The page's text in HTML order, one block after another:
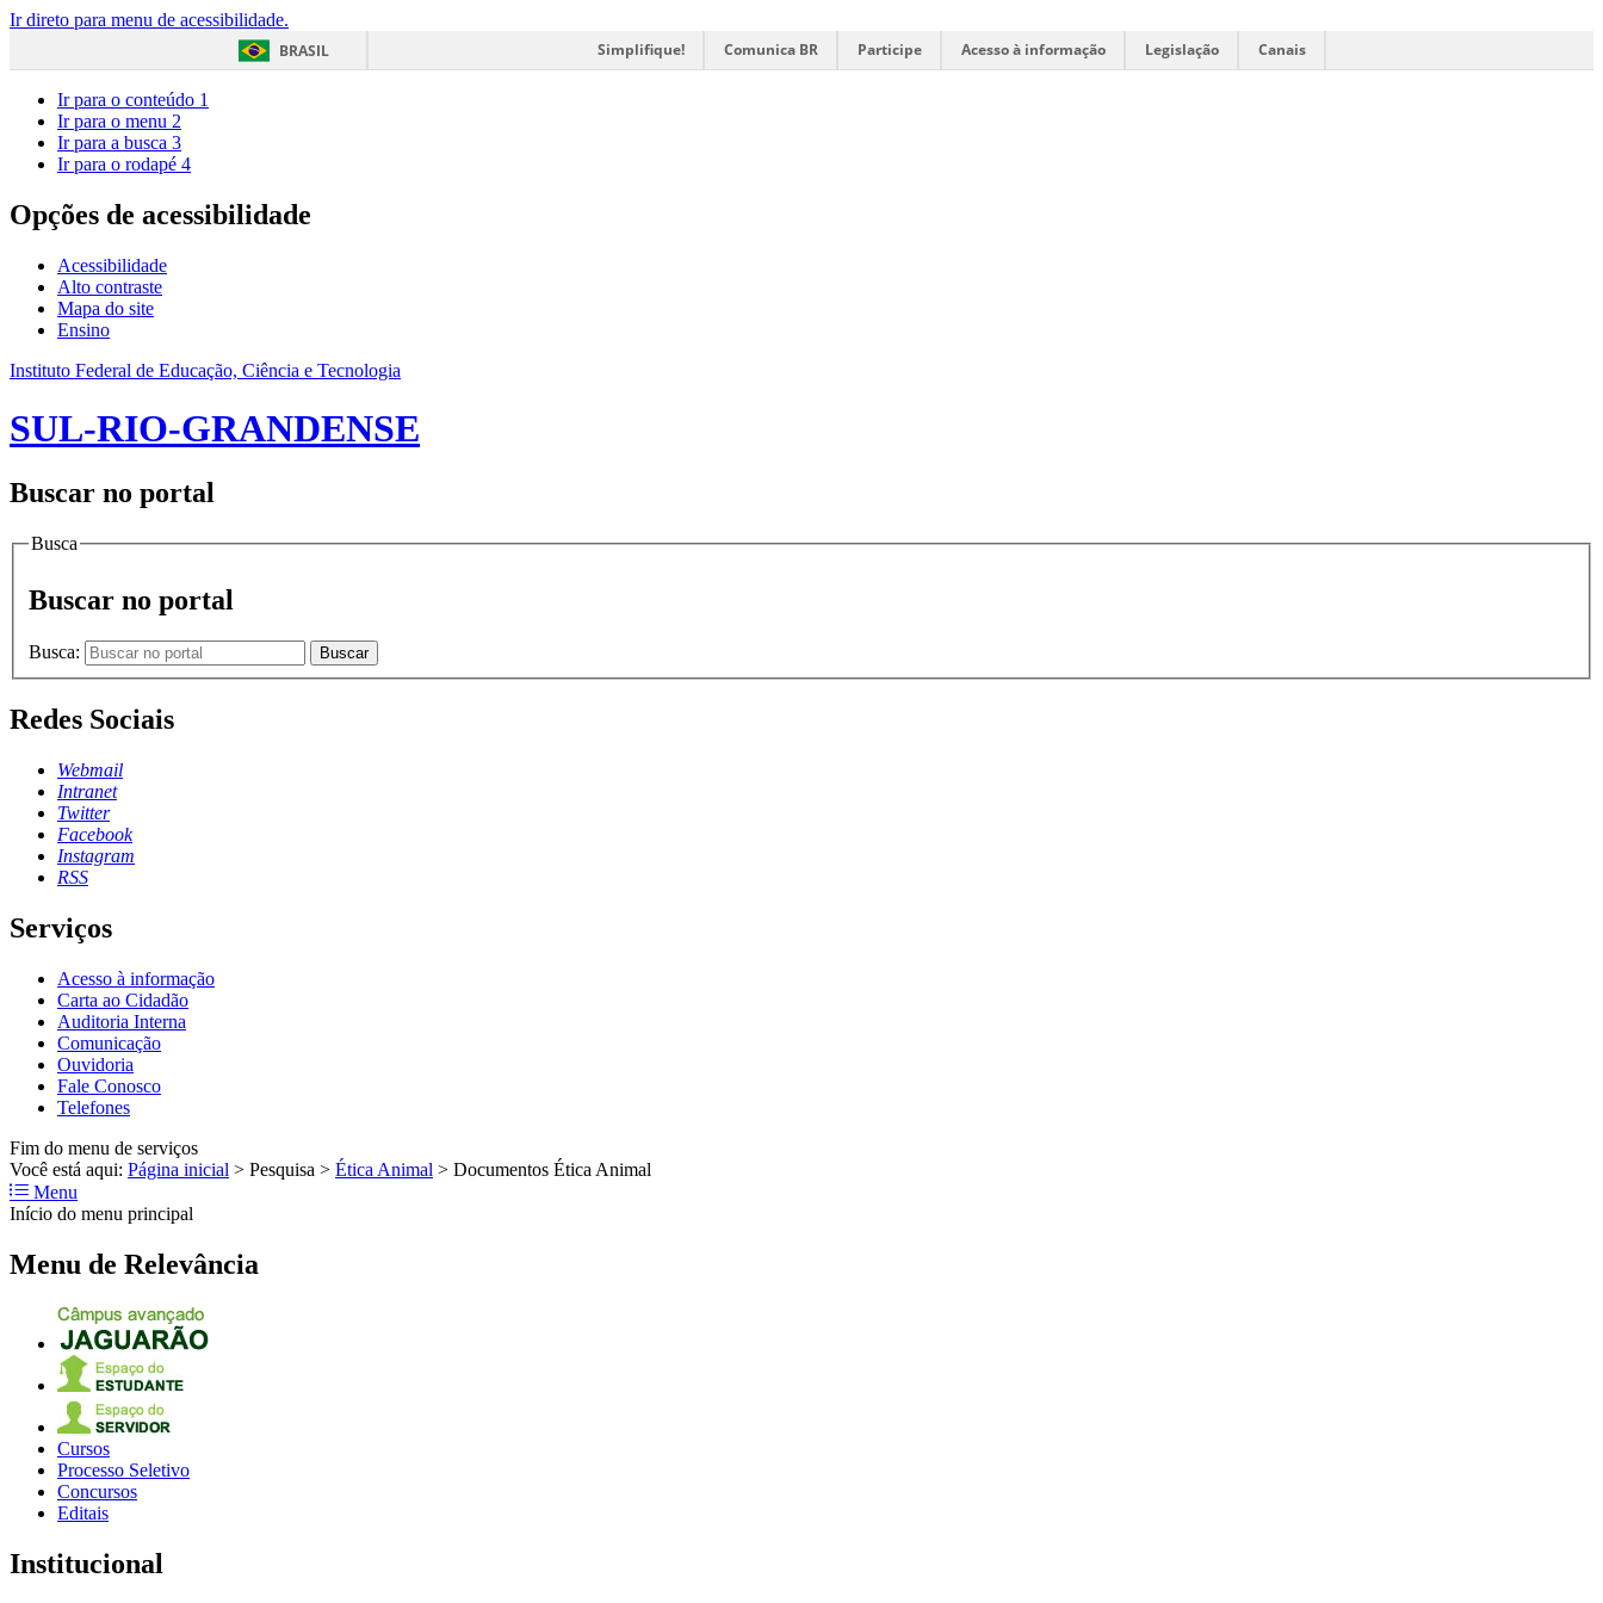
Ir direto para menu de acessibilidade.
BRASIL
Simplifique! Comunica BR Participe Acesso à informação Legislação Canais
Ir para o conteúdo 1
Ir para o menu 2
Ir para a busca 3
Ir para o rodapé 4
Opções de acessibilidade
Acessibilidade
Alto contraste
Mapa do site
Ensino
Instituto Federal de Educação, Ciência e Tecnologia
SUL-RIO-GRANDENSE
Buscar no portal
Busca
Buscar no portal
Busca: Buscar
Redes Sociais
Webmail
Intranet
Twitter
Facebook
Instagram
RSS
Serviços
Acesso à informação
Carta ao Cidadão
Auditoria Interna
Comunicação
Ouvidoria
Fale Conosco
Telefones
Fim do menu de serviços
Você está aqui: Página inicial > Pesquisa > Ética Animal > Documentos Ética Animal
Menu
Início do menu principal
Menu de Relevância
Cursos
Processo Seletivo
Concursos
Editais
Institucional